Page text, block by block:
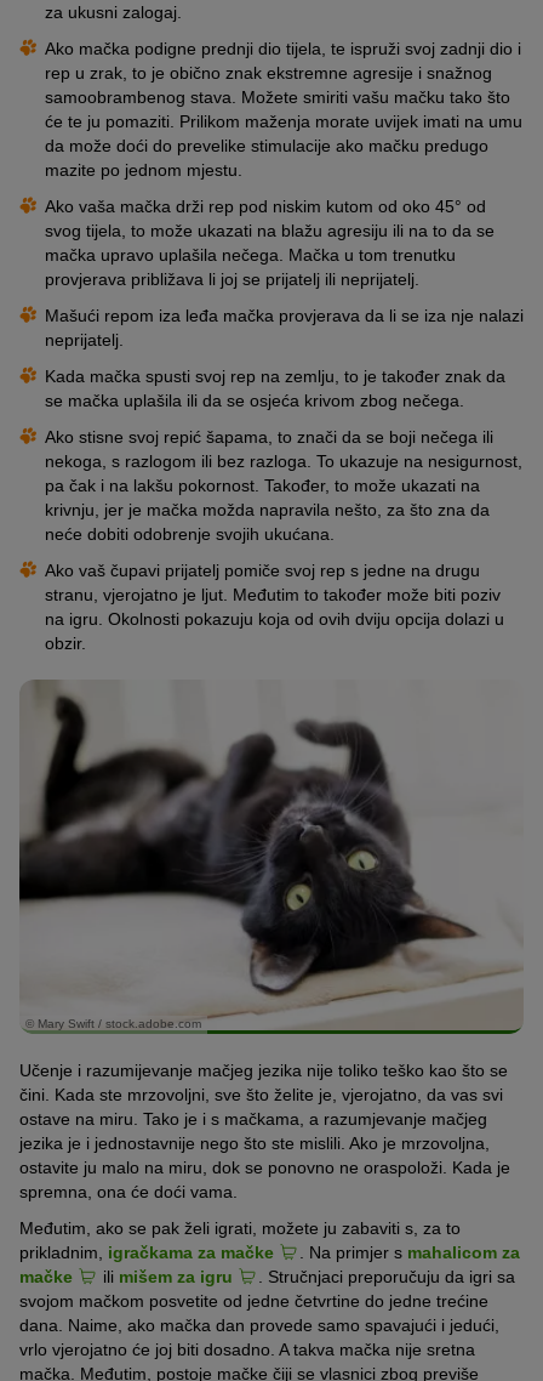
za ukusni zalogaj.
Ako mačka podigne prednji dio tijela, te ispruži svoj zadnji dio i
rep u zrak, to je obično znak ekstremne agresije i snažnog
samoobrambenog stava. Možete smiriti vašu mačku tako što
će te ju pomaziti. Prilikom maženja morate uvijek imati na umu
da može doći do prevelike stimulacije ako mačku predugo
mazite po jednom mjestu.
Ako vaša mačka drži rep pod niskim kutom od oko 45° od
svog tijela, to može ukazati na blažu agresiju ili na to da se
mačka upravo uplašila nečega. Mačka u tom trenutku
provjerava približava li joj se prijatelj ili neprijatelj.
Mašući repom iza leđa mačka provjerava da li se iza nje nalazi
neprijatelj.
Kada mačka spusti svoj rep na zemlju, to je također znak da
se mačka uplašila ili da se osjeća krivom zbog nečega.
Ako stisne svoj repić šapama, to znači da se boji nečega ili
nekoga, s razlogom ili bez razloga. To ukazuje na nesigurnost,
pa čak i na lakšu pokornost. Također, to može ukazati na
krivnju, jer je mačka možda napravila nešto, za što zna da
neće dobiti odobrenje svojih ukućana.
Ako vaš čupavi prijatelj pomiče svoj rep s jedne na drugu
stranu, vjerojatno je ljut. Međutim to također može biti poziv
na igru. Okolnosti pokazuju koja od ovih dviju opcija dolazi u
obzir.
© Mary Swift / stock.adobe.com
Učenje i razumijevanje mačjeg jezika nije toliko teško kao što se
čini. Kada ste mrzovoljni, sve što želite je, vjerojatno, da vas svi
ostave na miru. Tako je i s mačkama, a razumjevanje mačjeg
jezika je i jednostavnije nego što ste mislili. Ako je mrzovoljna,
ostavite ju malo na miru, dok se ponovno ne oraspoloži. Kada je
spremna, ona će doći vama.
Međutim, ako se pak želi igrati, možete ju zabaviti s, za to
prikladnim, igračkama za mačke . Na primjer s mahalicom za
mačke
ili mišem za igru
. Stručnjaci preporučuju da igri sa
svojom mačkom posvetite od jedne četvrtine do jedne trećine
dana. Naime, ako mačka dan provede samo spavajući i jedući,
vrlo vjerojatno će joj biti dosadno. A takva mačka nije sretna
mačka. Međutim, postoje mačke čiji se vlasnici zbog previše